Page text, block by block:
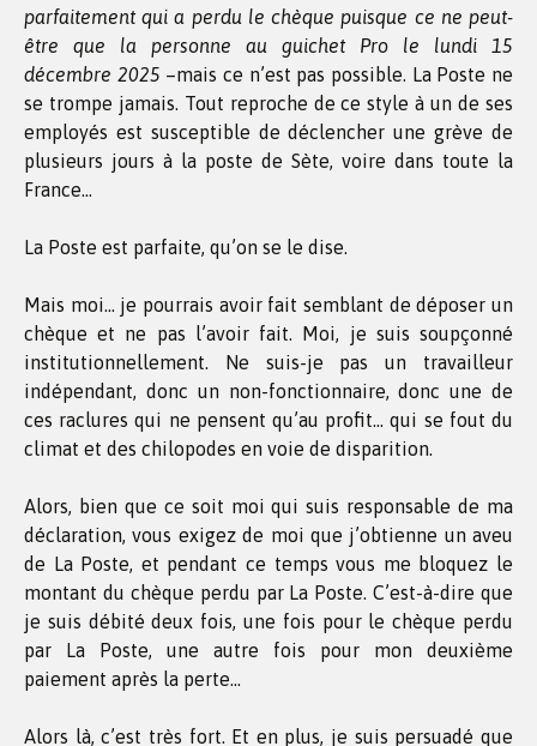
parfaitement qui a perdu le chèque puisque ce ne peut-
être que la personne au guichet Pro le lundi 15
décembre 2025 –mais ce n’est pas possible. La Poste ne
se trompe jamais. Tout reproche de ce style à un de ses
employés est susceptible de déclencher une grève de
plusieurs jours à la poste de Sète, voire dans toute la
France…
La Poste est parfaite, qu’on se le dise.
Mais moi… je pourrais avoir fait semblant de déposer un
chèque et ne pas l’avoir fait. Moi, je suis soupçonné
institutionnellement. Ne suis-je pas un travailleur
indépendant, donc un non-fonctionnaire, donc une de
ces raclures qui ne pensent qu’au profit… qui se fout du
climat et des chilopodes en voie de disparition.
Alors, bien que ce soit moi qui suis responsable de ma
déclaration, vous exigez de moi que j’obtienne un aveu
de La Poste, et pendant ce temps vous me bloquez le
montant du chèque perdu par La Poste. C’est-à-dire que
je suis débité deux fois, une fois pour le chèque perdu
par La Poste, une autre fois pour mon deuxième
paiement après la perte…
Alors là, c’est très fort. Et en plus, je suis persuadé que